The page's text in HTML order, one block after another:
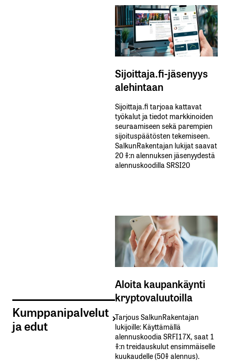
Kumppanipalvelut
ja edut
Sijoittaja.fi-jäsenyys
alehintaan
Sijoittaja.fi tarjoaa kattavat
työkalut ja tiedot markkinoiden
seuraamiseen sekä parempien
sijoituspäätösten tekemiseen.
SalkunRakentajan lukijat saavat
20 %:n alennuksen jäsenyydestä
alennuskoodilla SRSI20
Aloita kaupankäynti
kryptovaluutoilla
Tarjous SalkunRakentajan
lukijoille: Käyttämällä​ ​
alennuskoodia​ ​SRFI17X,​ ​saat​ ​1
%:n treidauskulut​ ​ensimmäiselle​ ​
kuukaudelle​ ​(50%​ ​alennus).